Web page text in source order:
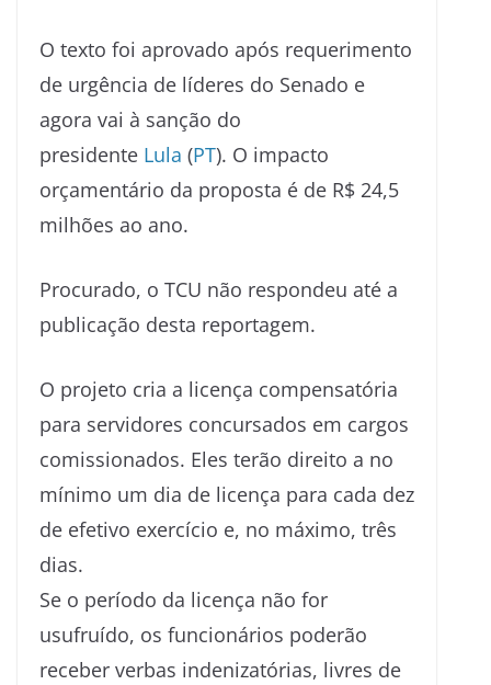
O texto foi aprovado após requerimento
de urgência de líderes do Senado e
agora vai à sanção do
presidente Lula (PT). O impacto
orçamentário da proposta é de R$ 24,5
milhões ao ano.
Procurado, o TCU não respondeu até a
publicação desta reportagem.
O projeto cria a licença compensatória
para servidores concursados em cargos
comissionados. Eles terão direito a no
mínimo um dia de licença para cada dez
de efetivo exercício e, no máximo, três
dias.
Se o período da licença não for
usufruído, os funcionários poderão
receber verbas indenizatórias, livres de